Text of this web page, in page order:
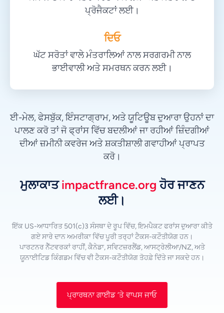
ਪ੍ਰੋਜੈਕਟਾਂ ਲਈ।
ਦਿਓ
ਘੱਟ ਸਰੋਤਾਂ ਵਾਲੇ ਮੰਤਰਾਲਿਆਂ ਨਾਲ ਸਰਗਰਮੀ ਨਾਲ
ਭਾਈਵਾਲੀ ਅਤੇ ਸਮਰਥਨ ਕਰਨ ਲਈ।
ਈ-ਮੇਲ, ਫੇਸਬੁੱਕ, ਇੰਸਟਾਗ੍ਰਾਮ, ਅਤੇ ਯੂਟਿਊਬ ਦੁਆਰਾ ਉਹਨਾਂ ਦਾ
ਪਾਲਣ ਕਰੋ ਤਾਂ ਜੋ ਫ੍ਰਾਂਸ ਵਿੱਚ ਬਦਲੀਆਂ ਜਾ ਰਹੀਆਂ ਜ਼ਿੰਦਗੀਆਂ
ਦੀਆਂ ਜ਼ਮੀਨੀ ਕਵਰੇਜ ਅਤੇ ਸ਼ਕਤੀਸ਼ਾਲੀ ਗਵਾਹੀਆਂ ਪ੍ਰਾਪਤ
ਕਰੋ।
ਮੁਲਾਕਾਤimpactfrance.org ਹੋਰ ਜਾਣਨ
ਲਈ।
ਇੱਕ US-ਆਧਾਰਿਤ 501(c)3 ਸੰਸਥਾ ਦੇ ਰੂਪ ਵਿੱਚ, ਇਮਪੈਕਟ ਫਰਾਂਸ ਦੁਆਰਾ ਕੀਤੇ
ਗਏ ਸਾਰੇ ਦਾਨ ਅਮਰੀਕਾ ਵਿੱਚ ਪੂਰੀ ਤਰ੍ਹਾਂ ਟੈਕਸ-ਕਟੌਤੀਯੋਗ ਹਨ।
ਪਾਰਟਨਰ ਨੈੱਟਵਰਕਾਂ ਰਾਹੀਂ, ਕੈਨੇਡਾ, ਸਵਿਟਜ਼ਰਲੈਂਡ, ਆਸਟ੍ਰੇਲੀਆ/NZ, ਅਤੇ
ਯੂਨਾਈਟਿਡ ਕਿੰਗਡਮ ਵਿੱਚ ਵੀ ਟੈਕਸ-ਕਟੌਤੀਯੋਗ ਤੋਹਫ਼ੇ ਦਿੱਤੇ ਜਾ ਸਕਦੇ ਹਨ।
ਪ੍ਰਾਰਥਨਾ ਗਾਈਡ ’ਤੇ ਵਾਪਸ ਜਾਓ
Urdu